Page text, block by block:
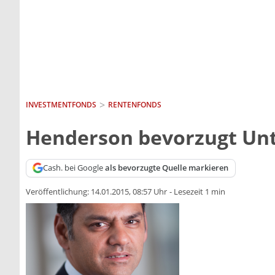
INVESTMENTFONDS RENTENFONDS
Henderson bevorzugt
Cash. bei Googleals bevorzugte Quelle markieren
Veröffentlichung: 14.01.2015, 08:57 Uhr - Lesezeit 1 min